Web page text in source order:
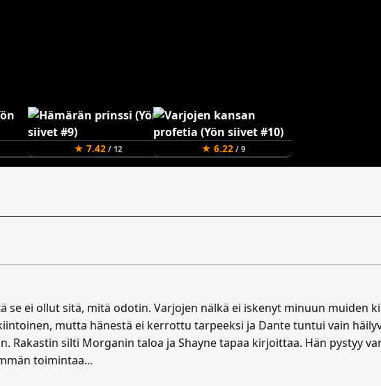
★ 7.42/ 12 ★ 6.22/ 9
se ei ollut sitä, mitä odotin. Varjojen nälkä ei iskenyt minuun muiden
mutta hänestä ei kerrottu tarpeeksi ja Dante tuntui vain
Rakastin silti Morganin taloa ja Shayne tapaa kirjoittaa. Hän pystyy
toimintaa...